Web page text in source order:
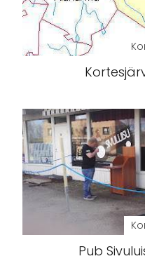
Pub